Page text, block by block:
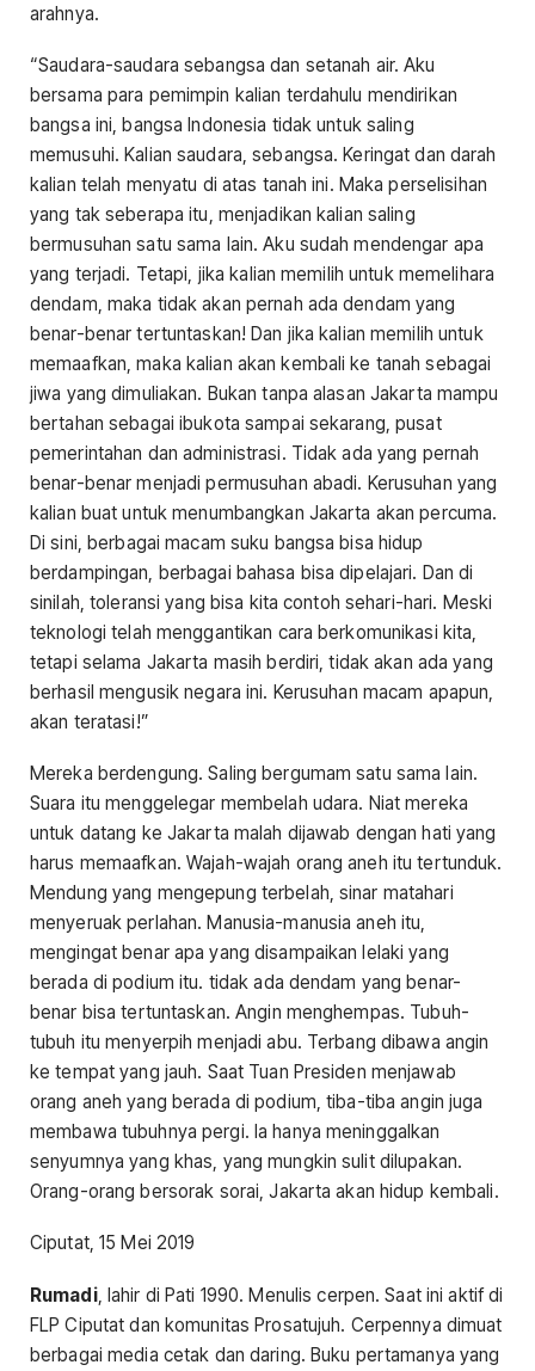
arahnya.
“Saudara-saudara sebangsa dan setanah air. Aku
bersama para pemimpin kalian terdahulu mendirikan
bangsa ini, bangsa Indonesia tidak untuk saling
memusuhi. Kalian saudara, sebangsa. Keringat dan darah
kalian telah menyatu di atas tanah ini. Maka perselisihan
yang tak seberapa itu, menjadikan kalian saling
bermusuhan satu sama lain. Aku sudah mendengar apa
yang terjadi. Tetapi, jika kalian memilih untuk memelihara
dendam, maka tidak akan pernah ada dendam yang
benar-benar tertuntaskan! Dan jika kalian memilih untuk
memaafkan, maka kalian akan kembali ke tanah sebagai
jiwa yang dimuliakan. Bukan tanpa alasan Jakarta mampu
bertahan sebagai ibukota sampai sekarang, pusat
pemerintahan dan administrasi. Tidak ada yang pernah
benar-benar menjadi permusuhan abadi. Kerusuhan yang
kalian buat untuk menumbangkan Jakarta akan percuma.
Di sini, berbagai macam suku bangsa bisa hidup
berdampingan, berbagai bahasa bisa dipelajari. Dan di
sinilah, toleransi yang bisa kita contoh sehari-hari. Meski
teknologi telah menggantikan cara berkomunikasi kita,
tetapi selama Jakarta masih berdiri, tidak akan ada yang
berhasil mengusik negara ini. Kerusuhan macam apapun,
akan teratasi!”
Mereka berdengung. Saling bergumam satu sama lain.
Suara itu menggelegar membelah udara. Niat mereka
untuk datang ke Jakarta malah dijawab dengan hati yang
harus memaafkan. Wajah-wajah orang aneh itu tertunduk.
Mendung yang mengepung terbelah, sinar matahari
menyeruak perlahan. Manusia-manusia aneh itu,
mengingat benar apa yang disampaikan lelaki yang
berada di podium itu. tidak ada dendam yang benar-
benar bisa tertuntaskan. Angin menghempas. Tubuh-
tubuh itu menyerpih menjadi abu. Terbang dibawa angin
ke tempat yang jauh. Saat Tuan Presiden menjawab
orang aneh yang berada di podium, tiba-tiba angin juga
membawa tubuhnya pergi. Ia hanya meninggalkan
senyumnya yang khas, yang mungkin sulit dilupakan.
Orang-orang bersorak sorai, Jakarta akan hidup kembali.
Ciputat, 15 Mei 2019
Rumadi, lahir di Pati 1990. Menulis cerpen. Saat ini aktif di
FLP Ciputat dan komunitas Prosatujuh. Cerpennya dimuat
berbagai media cetak dan daring. Buku pertamanya yang